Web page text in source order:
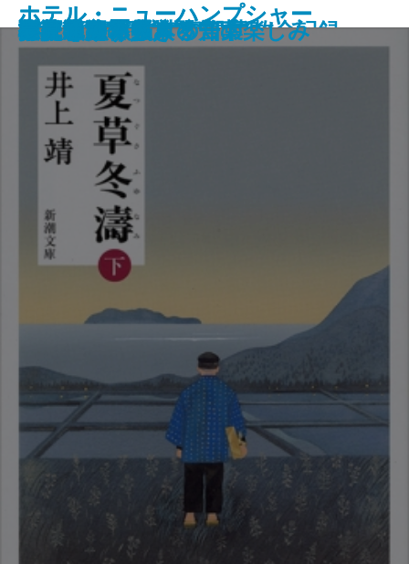
ホテル・ニューハンプシャー
〔上〕
ホテル・ニューハンプシャー
〔下〕
村上朝日堂の逆襲
長英逃亡〔上〕
長英逃亡〔下〕
吉原御免状
大垣行345M列車の殺意
墜落の夏―日航123便事故全記録―
新編 銀河鉄道の夜
夏草冬濤〔上〕
夏草冬濤〔下〕
打たれ強く生きる
バーボン・ストリート
アメリカ素描
ご依頼の件
江戸アルキ帖
白夜を旅する人々
小説のたくらみ、知の楽しみ
心に迫るパウロの言葉
夢見通りの人々